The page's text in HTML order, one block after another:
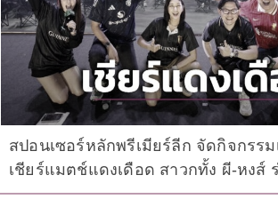
สปอนเซอร์หลักพรีเมียร์ลีก จัดกิจกรร
เชียร์แมตช์แดงเดือด สาวกทั้ง ผี-หงส์